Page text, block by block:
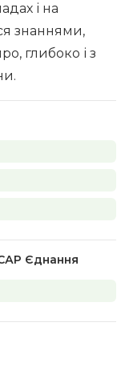
і на
знаннями,
глибоко і з
Єднання